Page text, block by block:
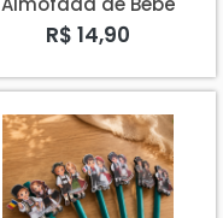
R$ 14,90